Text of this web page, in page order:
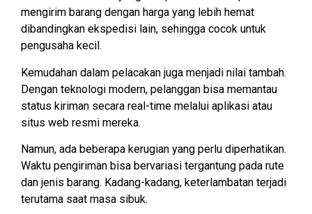
mengirim barang dengan harga yang lebih hemat
dibandingkan ekspedisi lain, sehingga cocok untuk
pengusaha kecil.
Kemudahan dalam pelacakan juga menjadi nilai tambah.
Dengan teknologi modern, pelanggan bisa memantau
status kiriman secara real-time melalui aplikasi atau
situs web resmi mereka.
Namun, ada beberapa kerugian yang perlu diperhatikan.
Waktu pengiriman bisa bervariasi tergantung pada rute
dan jenis barang. Kadang-kadang, keterlambatan terjadi
terutama saat masa sibuk.